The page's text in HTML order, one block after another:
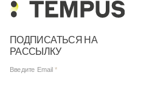
ПОДПИСАТЬСЯ НА
РАССЫЛКУ
Введите Email